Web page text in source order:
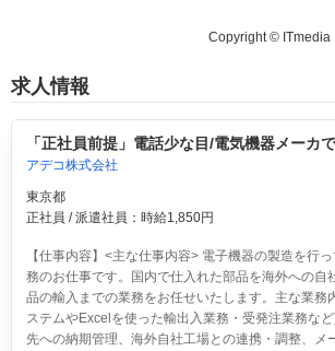
Copyright © ITmedia
求人情報
「正社員前提」電話少な目/電気機器メーカ
アデコ株式会社
東京都
正社員 / 派遣社員：時給1,850円
【仕事内容】<主な仕事内容> 電子機器の製造を行
務のお仕事です。国内で仕入れた部品を海外への自
品の輸入までの業務をお任せいたします。主な業務
ステムやExcelを使った輸出入業務・受発注業務な
先への納期管理、海外自社工場との連携・調整、メ